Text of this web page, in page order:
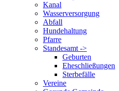
Kanal
Wasserversorgung
Abfall
Hundehaltung
Pfarre
Standesamt ->
Geburten
Eheschließungen
Sterbefälle
Vereine